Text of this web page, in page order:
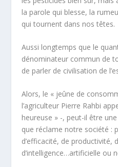
la parole qui blesse, la
qui tournent dans nos têtes.
Aussi longtemps que le
dénominateur commun de
de parler de civilisation de
Alors, le « jeûne de
l’agriculteur Pierre Rahbi
heureuse » -, peut-il être
que réclame notre société :
d’efficacité, de productivité,
d’intelligence…artificielle ou